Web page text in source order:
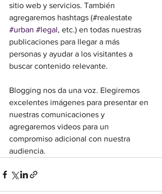
sitio web y servicios. También
agregaremos hashtags (#realestate
#urban #legal, etc.) en todas nuestras
publicaciones para llegar a más
personas y ayudar a los visitantes a
buscar contenido relevante.
Blogging nos da una voz. Elegiremos
excelentes imágenes para presentar en
nuestras comunicaciones y
agregaremos videos para un
compromiso adicional con nuestra
audiencia.